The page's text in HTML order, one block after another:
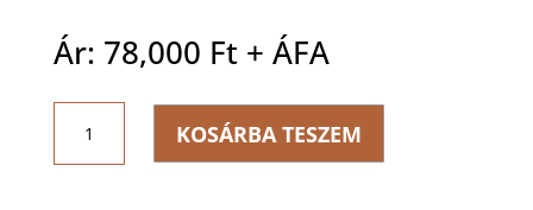
Ár: 78,000 Ft + ÁFA
Emelőtányér
mennyiség
KOSÁRBA TESZEM